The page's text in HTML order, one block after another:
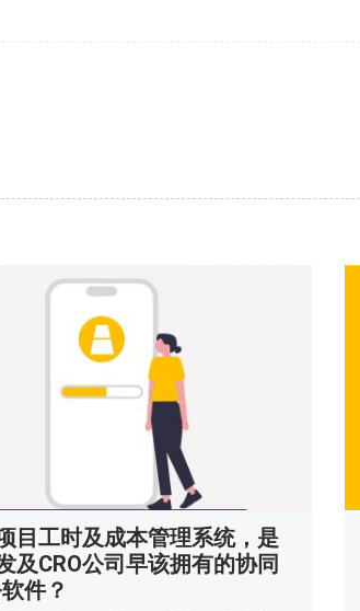
目工时及成本管理系统，是
及CRO公司早该拥有的协同
件？